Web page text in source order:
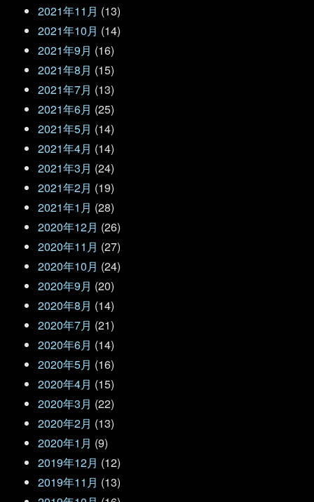
2021年11月 (13)
2021年10月 (14)
2021年9月 (16)
2021年8月 (15)
2021年7月 (13)
2021年6月 (25)
2021年5月 (14)
2021年4月 (14)
2021年3月 (24)
2021年2月 (19)
2021年1月 (28)
2020年12月 (26)
2020年11月 (27)
2020年10月 (24)
2020年9月 (20)
2020年8月 (14)
2020年7月 (21)
2020年6月 (14)
2020年5月 (16)
2020年4月 (15)
2020年3月 (22)
2020年2月 (13)
2020年1月 (9)
2019年12月 (12)
2019年11月 (13)